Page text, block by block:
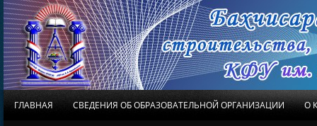
ГЛАВНАЯ СВЕДЕНИЯ ОБ ОБРАЗОВАТЕЛЬНОЙ ОРГАНИЗАЦИИ О